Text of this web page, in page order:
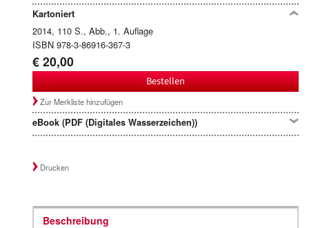
Kartoniert
2014, 110 S., Abb., 1. Auflage
ISBN 978-3-86916-367-3
€ 20,00
Bestellen
Zur Merkliste hinzufügen
eBook (PDF (Digitales Wasserzeichen))
Drucken
Beschreibung